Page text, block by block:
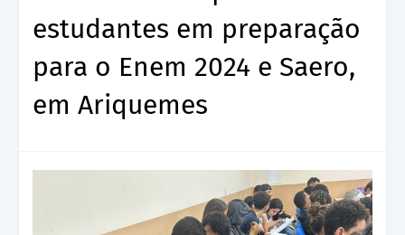
estudantes em preparação
para o Enem 2024 e Saero,
em Ariquemes